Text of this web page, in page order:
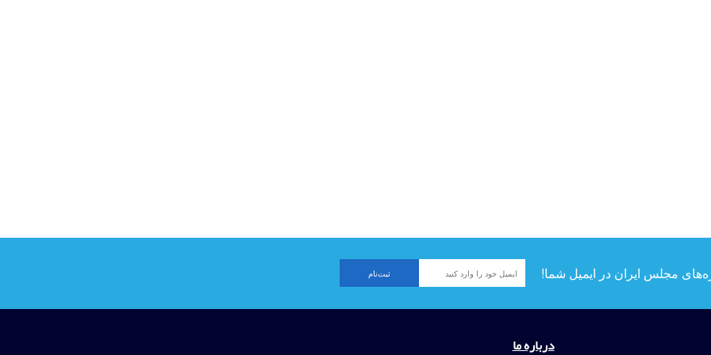
مجلس ایران در ایمیل شما!
درباره ما